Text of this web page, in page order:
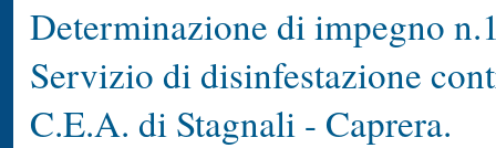
Determinazione di impegno
Servizio di disinfestazione
C.E.A. di Stagnali - Caprera.